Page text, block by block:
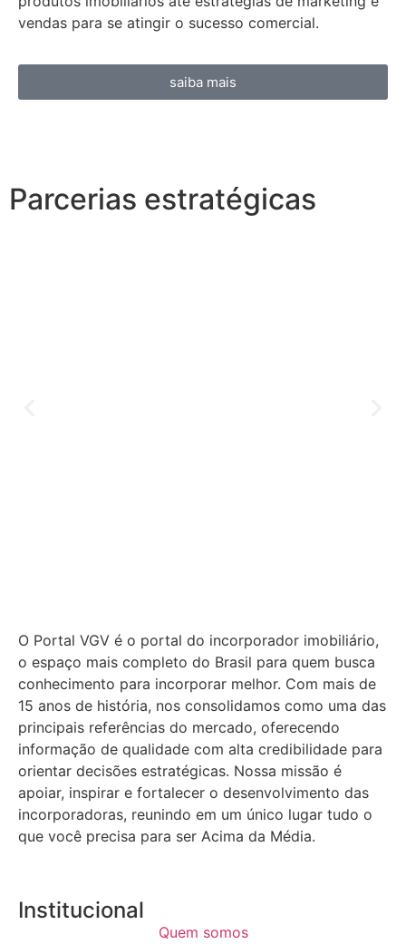
vendas para se atingir o sucesso comercial.
saiba mais
Parcerias estratégicas
O Portal VGV é o portal do incorporador imobiliário,
o espaço mais completo do Brasil para quem busca
conhecimento para incorporar melhor. Com mais de
15 anos de história, nos consolidamos como uma das
principais referências do mercado, oferecendo
informação de qualidade com alta credibilidade para
orientar decisões estratégicas. Nossa missão é
apoiar, inspirar e fortalecer o desenvolvimento das
incorporadoras, reunindo em um único lugar tudo o
que você precisa para ser Acima da Média.
Institucional
Quem somos